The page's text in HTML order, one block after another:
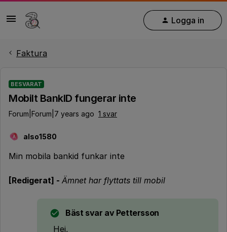
Logga in
Faktura
BESVARAT
Mobilt BankID fungerar inte
Forum|Forum|7 years ago 1 svar
A also1580
Min mobila bankid funkar inte
[Redigerat] - Ämnet har flyttats till mobil
Bäst svar av Pettersson
Hej,